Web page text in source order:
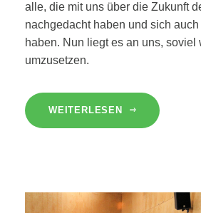
alle, die mit uns über die Zukunft
nachgedacht haben und sich
haben. Nun liegt es an uns, soviel
umzusetzen.
WEITERLESEN